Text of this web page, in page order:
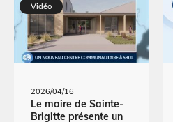
Vidéo
2026/04/16
Le maire de Sainte-
Brigitte présente un